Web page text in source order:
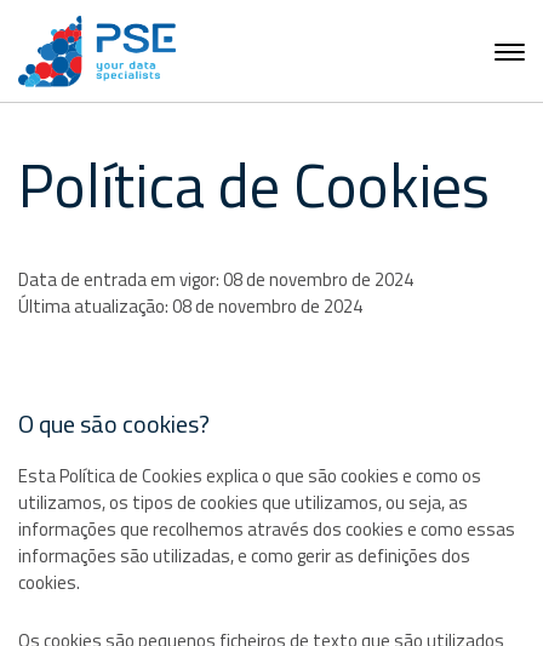
Política de Cookies
Data de entrada em vigor: 08 de novembro de 2024
Última atualização: 08 de novembro de 2024
O que são cookies?
Esta Política de Cookies explica o que são cookies e como os
utilizamos, os tipos de cookies que utilizamos, ou seja, as
informações que recolhemos através dos cookies e como essas
informações são utilizadas, e como gerir as definições dos
cookies.
Os cookies são pequenos ficheiros de texto que são utilizados